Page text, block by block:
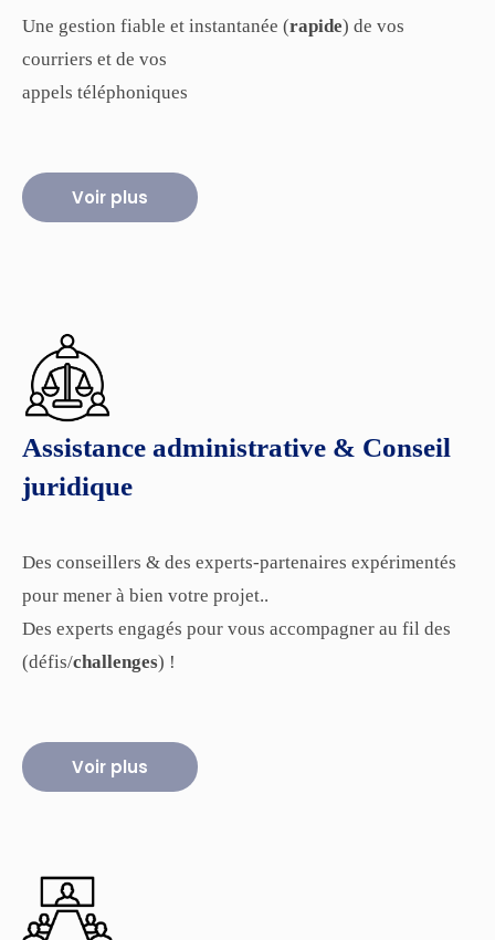
Une gestion fiable et instantanée (rapide) de vos
courriers et de vos
appels téléphoniques
Voir plus
Assistance administrative & Conseil
juridique
Des conseillers & des experts-partenaires expérimentés
pour mener à bien votre projet..
Des experts engagés pour vous accompagner au fil des
(défis/challenges) !
Voir plus